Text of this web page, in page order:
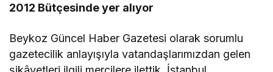
2012 Bütçesinde yer alıyor
Beykoz Güncel Haber Gazetesi olarak sorumlu
gazetecilik anlayışıyla vatandaşlarımızdan gelen